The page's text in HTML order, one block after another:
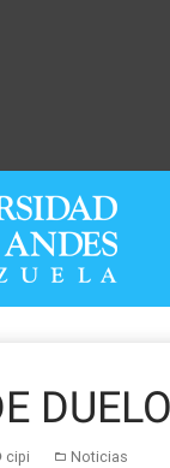
DUELO
cipi Noticias